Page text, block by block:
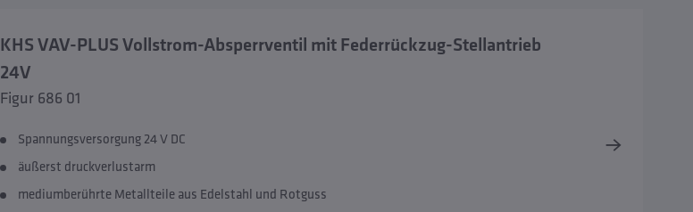
KHS VAV-PLUS Vollstrom-Absperrventil mit Federrückzug-Stellantrieb
24V
Figur 686 01
Spannungsversorgung 24 V DC
äußerst druckverlustarm
mediumberührte Metallteile aus Edelstahl und Rotguss